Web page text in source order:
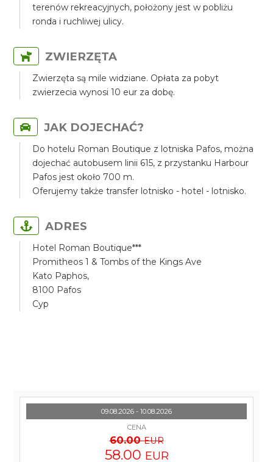
terenów rekreacyjnych, położony jest w pobliżu
ronda i ruchliwej ulicy.
ZWIERZĘTA
Zwierzęta są mile widziane. Opłata za pobyt
zwierzecia wynosi 10 eur za dobę.
JAK DOJECHAĆ?
Do hotelu Roman Boutique z lotniska Pafos, można
dojechać autobusem linii 615, z przystanku Harbour
Pafos jest około 700 m.
Oferujemy także transfer lotnisko - hotel - lotnisko.
ADRES
Hotel Roman Boutique***
Promitheos 1 & Tombs of the Kings Ave
Kato Paphos,
8100 Pafos
Cyp
09.08.2026 - 10.08.2026
CENA
60.00 EUR
58.00 EUR